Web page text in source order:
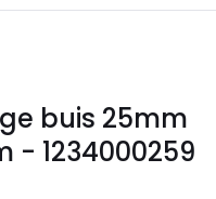
buis 25mm
- 1234000259